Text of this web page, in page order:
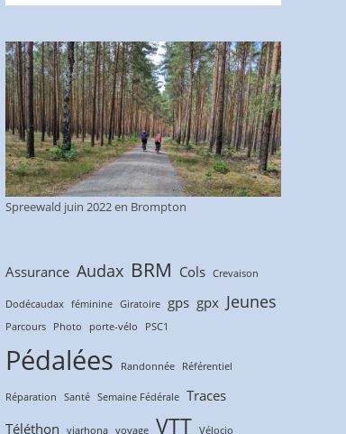
Spreewald juin 2022 en Brompton
Assurance Audax BRM Cols Crevaison
Dodécaudax féminine Giratoire gps gpx Jeunes
Parcours Photo porte-vélo PSC1
Pédalées Randonnée Référentiel
Réparation Santé Semaine Fédérale Traces
Téléthon
viarhona voyage VTT Vélocio